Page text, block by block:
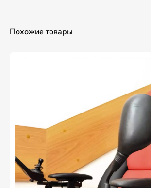
Похожие товары